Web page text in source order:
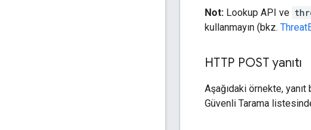
Not: Lookup API ve
kullanmayın (bkz.
HTTP POST yanıtı
Aşağıdaki örnekte,
Güvenli Tarama